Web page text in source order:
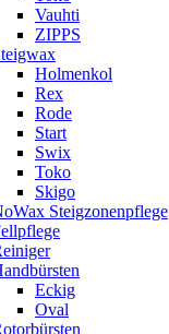
Vauhti
ZIPPS
Holmenkol
Rex
Rode
Start
Swix
Toko
Skigo
Steigzonenpflege
Eckig
Oval